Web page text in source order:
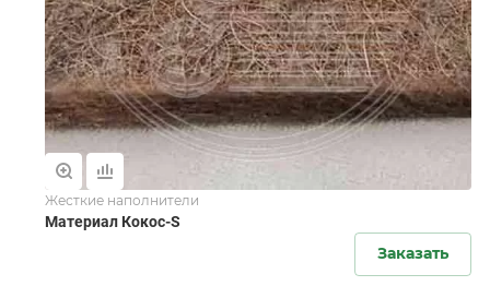
Жесткие наполнители
Материал Кокос-S
Заказать